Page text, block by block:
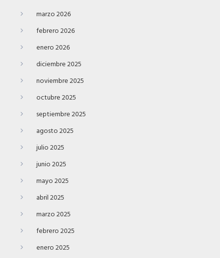
marzo 2026
febrero 2026
enero 2026
diciembre 2025
noviembre 2025
octubre 2025
septiembre 2025
agosto 2025
julio 2025
junio 2025
mayo 2025
abril 2025
marzo 2025
febrero 2025
enero 2025